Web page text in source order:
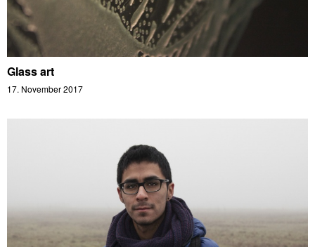
Glass art
17. November 2017